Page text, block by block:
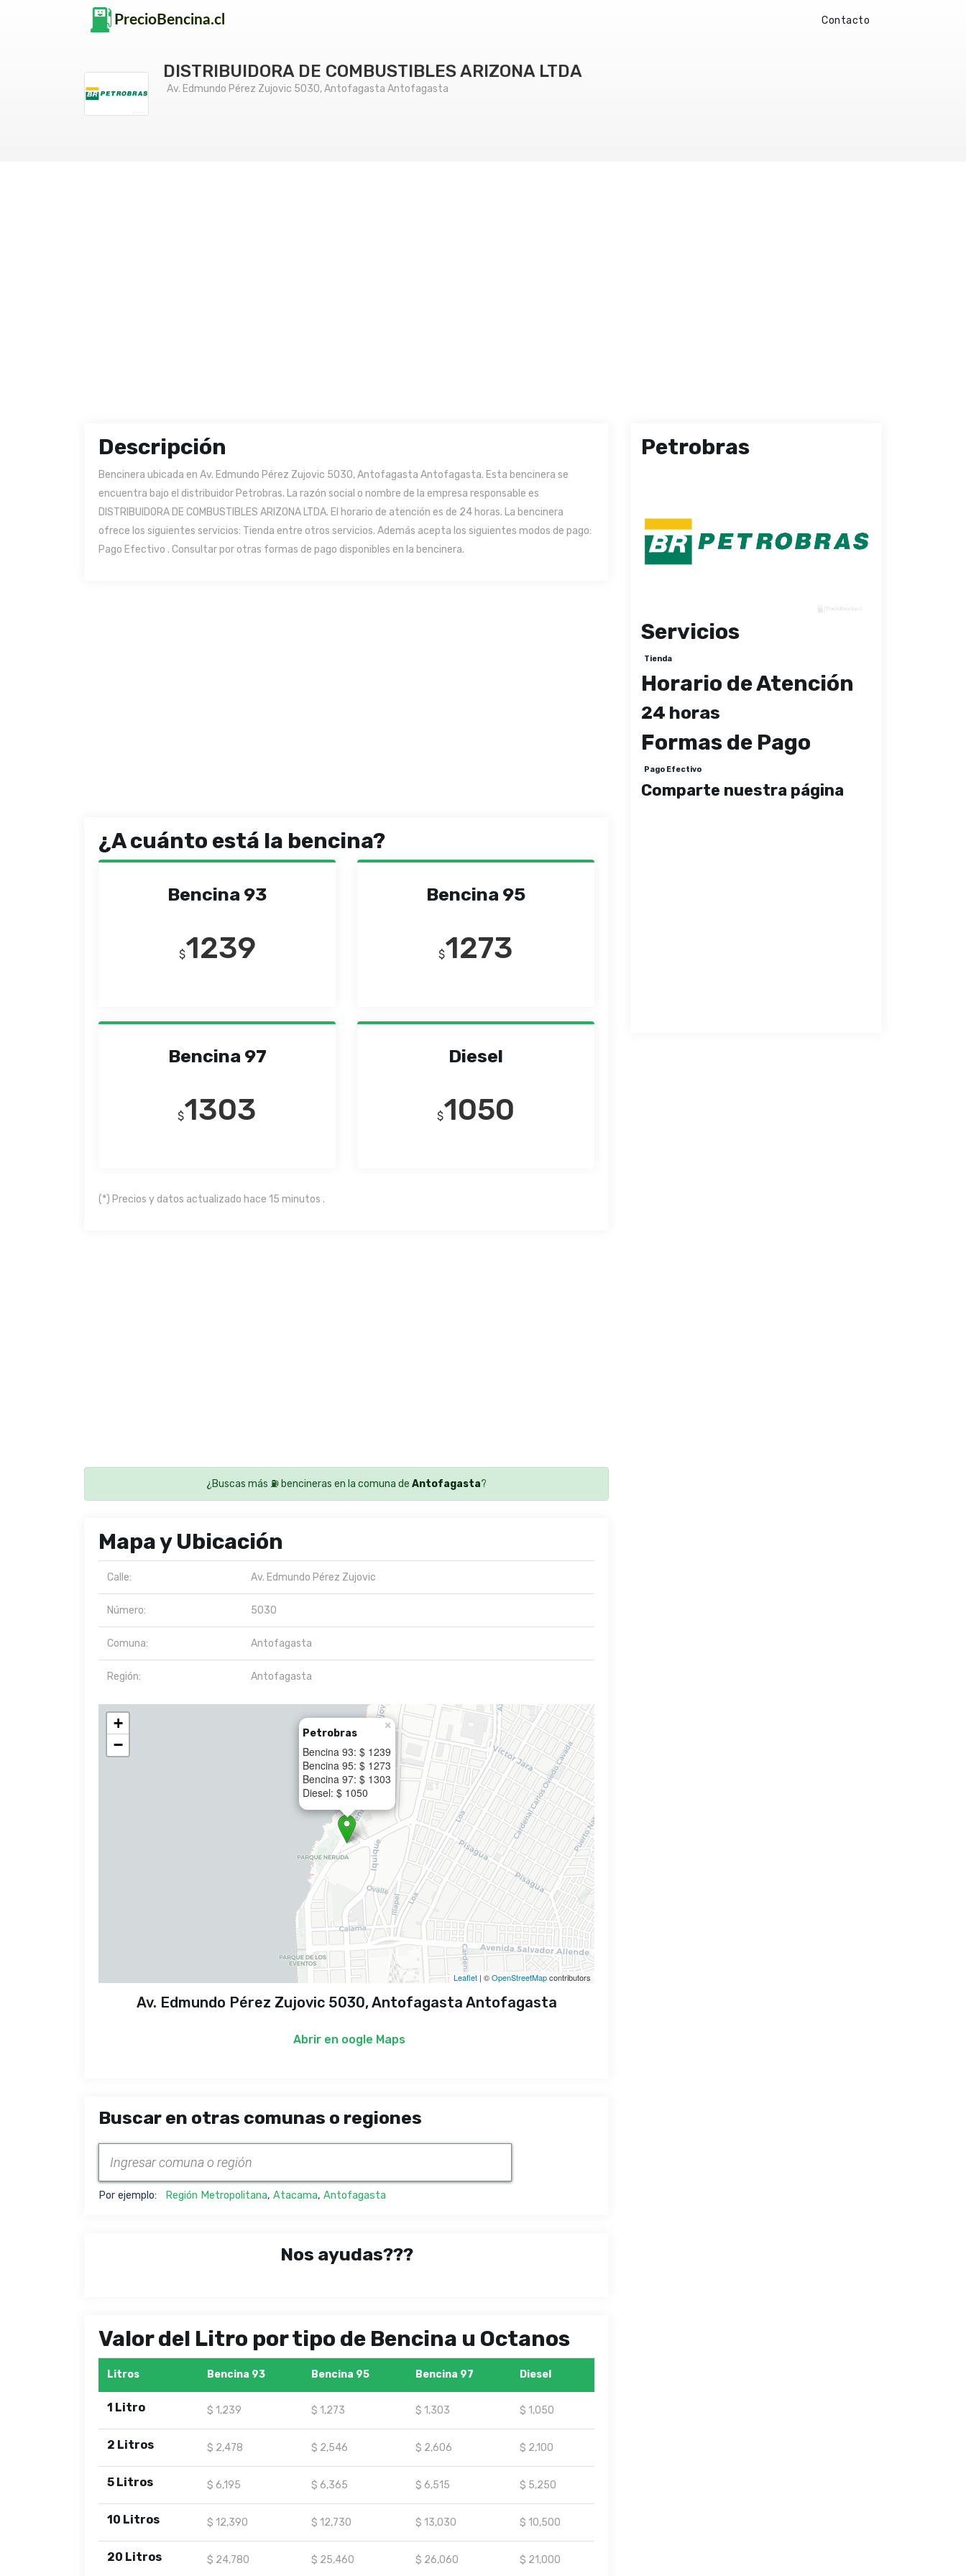
Contacto
DISTRIBUIDORA DE COMBUSTIBLES ARIZONA LTDA
Av. Edmundo Pérez Zujovic 5030, Antofagasta Antofagasta
Descripción
Bencinera ubicada en Av. Edmundo Pérez Zujovic 5030, Antofagasta Antofagasta. Esta bencinera se
encuentra bajo el distribuidor Petrobras. La razón social o nombre de la empresa responsable es
DISTRIBUIDORA DE COMBUSTIBLES ARIZONA LTDA. El horario de atención es de 24 horas. La bencinera
ofrece los siguientes servicios: Tienda entre otros servicios. Además acepta los siguientes modos de pago:
Pago Efectivo . Consultar por otras formas de pago disponibles en la bencinera.
¿A cuánto está la bencina?
Bencina 93
$1239
Bencina 95
$1273
Bencina 97
$1303
Diesel
$1050
(*) Precios y datos actualizado hace 15 minutos .
¿Buscas más ⛽ bencineras en la comuna de Antofagasta?
Mapa y Ubicación
Calle: Av. Edmundo Pérez Zujovic
Número: 5030
Comuna: Antofagasta
Región: Antofagasta
Petrobras
Bencina 93: $ 1239
Bencina 95: $ 1273
Bencina 97: $ 1303
Diesel: $ 1050
×
+
−
Leaflet | ©OpenStreetMapcontributors
Av. Edmundo Pérez Zujovic 5030, Antofagasta Antofagasta
Abrir en oogle Maps
Buscar en otras comunas o regiones
Por ejemplo: Región Metropolitana, Atacama, Antofagasta
Nos ayudas???
Valor del Litro por tipo de Bencina u Octanos
Litros Bencina 93 Bencina 95 Bencina 97 Diesel
1 Litro $ 1,239 $ 1,273 $ 1,303 $ 1,050
2 Litros $ 2,478 $ 2,546 $ 2,606 $ 2,100
5 Litros $ 6,195 $ 6,365 $ 6,515 $ 5,250
10 Litros $ 12,390 $ 12,730 $ 13,030 $ 10,500
20 Litros $ 24,780 $ 25,460 $ 26,060 $ 21,000
Petrobras
Servicios
Tienda
Horario de Atención
24 horas
Formas de Pago
Pago Efectivo
Comparte nuestra página